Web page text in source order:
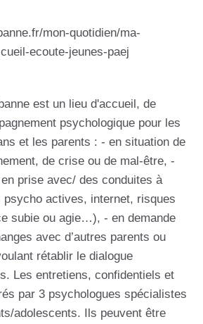
mon-quotidien/ma-
ecoute-jeunes-paej
est un lieu d'accueil, de
psychologique pour les
et les parents : - en situation de
de crise ou de mal-être, -
prise avec/ des conduites à
psycho actives, internet, risques
subie ou agie…), - en demande
avec d’autres parents ou
rétablir le dialogue
Les entretiens, confidentiels et
par 3 psychologues spécialistes
adolescents. Ils peuvent être